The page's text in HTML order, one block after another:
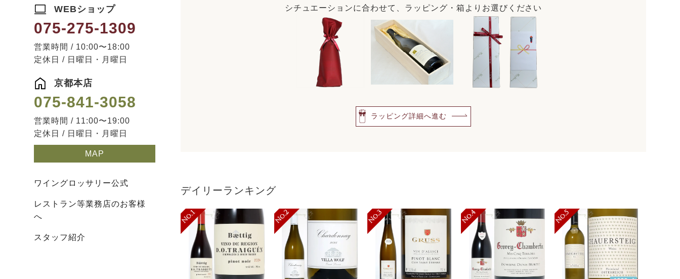
WEBショップ
075-275-1309
営業時間 / 10:00〜18:00
定休日 / 日曜日・月曜日
京都本店
075-841-3058
営業時間 / 11:00〜19:00
定休日 / 日曜日・月曜日
MAP
ワイングロッサリー公式
レストラン等業務店のお客様
へ
スタッフ紹介
シチュエーションに合わせて、ラッピング・箱よりお選びください
ラッピング詳細へ進む
デイリーランキング